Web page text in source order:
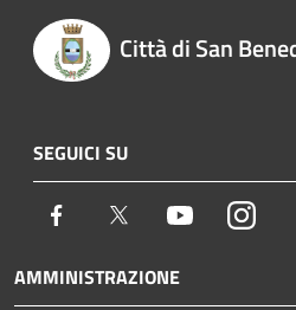
Città di San
SEGUICI SU
Facebook Twitter Youtube
AMMINISTRAZIONE